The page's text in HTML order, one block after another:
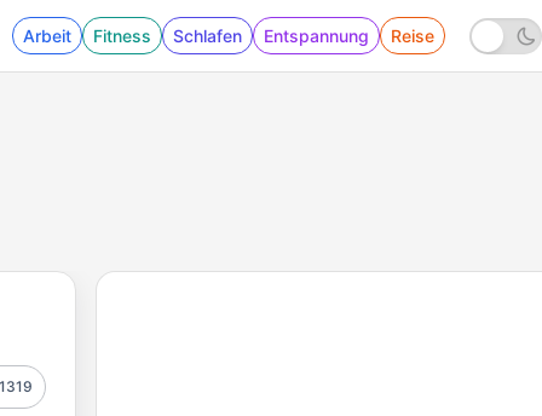
Arbeit Fitness Schlafen Entspannung Reise
1319